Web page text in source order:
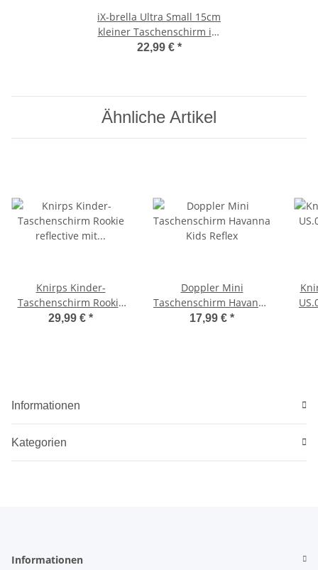
iX-brella Ultra Small 15cm
kleiner Taschenschirm im
Handy Format -
22,99 € *
Ähnliche Artikel
Knirps Kinder-
Taschenschirm Rookie
reflective mit Reflexborte
29,99 € *
Doppler Mini
Taschenschirm Havanna
Kids Reflex
17,99 € *
Informationen
Kategorien
Informationen